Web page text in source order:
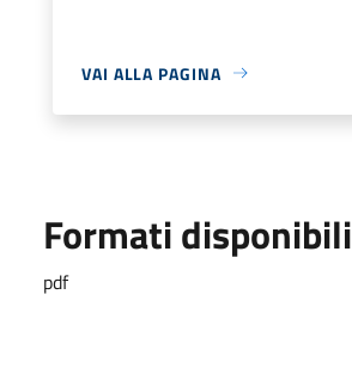
VAI ALLA PAGINA
Formati disponibili
pdf